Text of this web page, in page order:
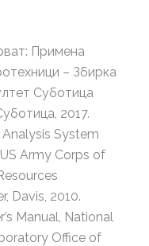
Примена
– Збирка
Суботица
2017.
Analysis System
Army Corps of
Davis, 2010.
Manual, National
Office of